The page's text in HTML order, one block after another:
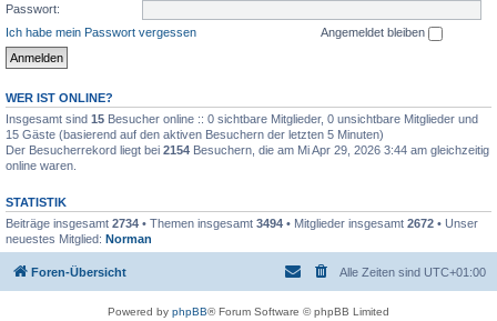
Passwort:
Ich habe mein Passwort vergessen
Angemeldet bleiben
WER IST ONLINE?
Insgesamt sind 15 Besucher online :: 0 sichtbare Mitglieder, 0 unsichtbare Mitglieder und
15 Gäste (basierend auf den aktiven Besuchern der letzten 5 Minuten)
Der Besucherrekord liegt bei 2154 Besuchern, die am Mi Apr 29, 2026 3:44 am gleichzeitig
online waren.
STATISTIK
Beiträge insgesamt 2734 • Themen insgesamt 3494 • Mitglieder insgesamt 2672 • Unser
neuestes Mitglied: Norman
Foren-Übersicht Alle Zeiten sind UTC+01:00
Powered by phpBB® Forum Software © phpBB Limited